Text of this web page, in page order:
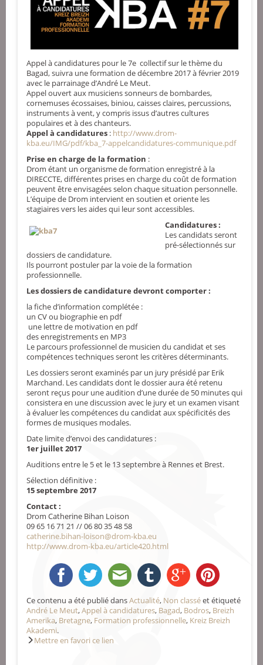
Appel à candidatures pour le 7e collectif sur le thème du
Bagad, suivra une formation de décembre 2017 à février 2019
avec le parrainage d’André Le Meut.
Appel ouvert aux musiciens sonneurs de bombardes,
cornemuses écossaises, biniou, caisses claires, percussions,
instruments à vent, y compris issus d’autres cultures
populaires et à des chanteurs.
Appel à candidatures : http://www.drom-
kba.eu/IMG/pdf/kba_7-appelcandidatures-communique.pdf
Prise en charge de la formation :
Drom étant un organisme de formation enregistré à la
DIRECCTE, différentes prises en charge du coût de formation
peuvent être envisagées selon chaque situation personnelle.
L’équipe de Drom intervient en soutien et oriente les
stagiaires vers les aides qui leur sont accessibles.
Candidatures :
Les candidats seront
pré-sélectionnés sur
dossiers de candidature.
Ils pourront postuler par la voie de la formation
professionnelle.
Les dossiers de candidature devront comporter :
la fiche d’information complétée :
un CV ou biographie en pdf
une lettre de motivation en pdf
des enregistrements en MP3
Le parcours professionnel de musicien du candidat et ses
compétences techniques seront les critères déterminants.
Les dossiers seront examinés par un jury présidé par Erik
Marchand. Les candidats dont le dossier aura été retenu
seront reçus pour une audition d’une durée de 50 minutes qui
consistera en une discussion avec le jury et un examen visant
à évaluer les compétences du candidat aux spécificités des
formes de musiques modales.
Date limite d’envoi des candidatures :
1er juillet 2017
Auditions entre le 5 et le 13 septembre à Rennes et Brest.
Sélection définitive :
15 septembre 2017
Contact :
Drom Catherine Bihan Loison
09 65 16 71 21 // 06 80 35 48 58
catherine.bihan-loison@drom-kba.eu
http://www.drom-kba.eu/article420.html
Ce contenu a été publié dansActualité, Non classéet étiqueté
André Le Meut,Appel à candidatures, Bagad, Bodros, Breizh
Amerika, Bretagne, Formation professionnelle, Kreiz Breizh
Akademi.
Mettre en favori ce lien